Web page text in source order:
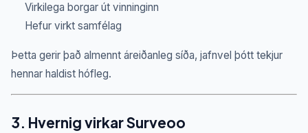
Virkilega borgar út vinninginn
Hefur virkt samfélag
Þetta gerir það almennt áreiðanleg síða, jafnvel þótt tekjur
hennar haldist hófleg.
3. Hvernig virkar Surveoo